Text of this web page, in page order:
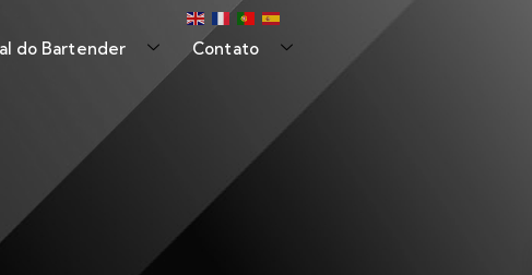
do Bartender Contato